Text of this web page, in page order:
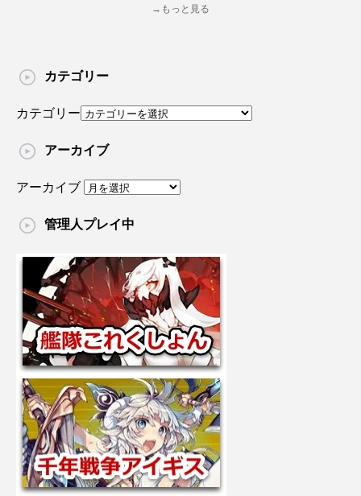
→もっと見る
カテゴリー
カテゴリー
アーカイブ
アーカイブ
管理人プレイ中